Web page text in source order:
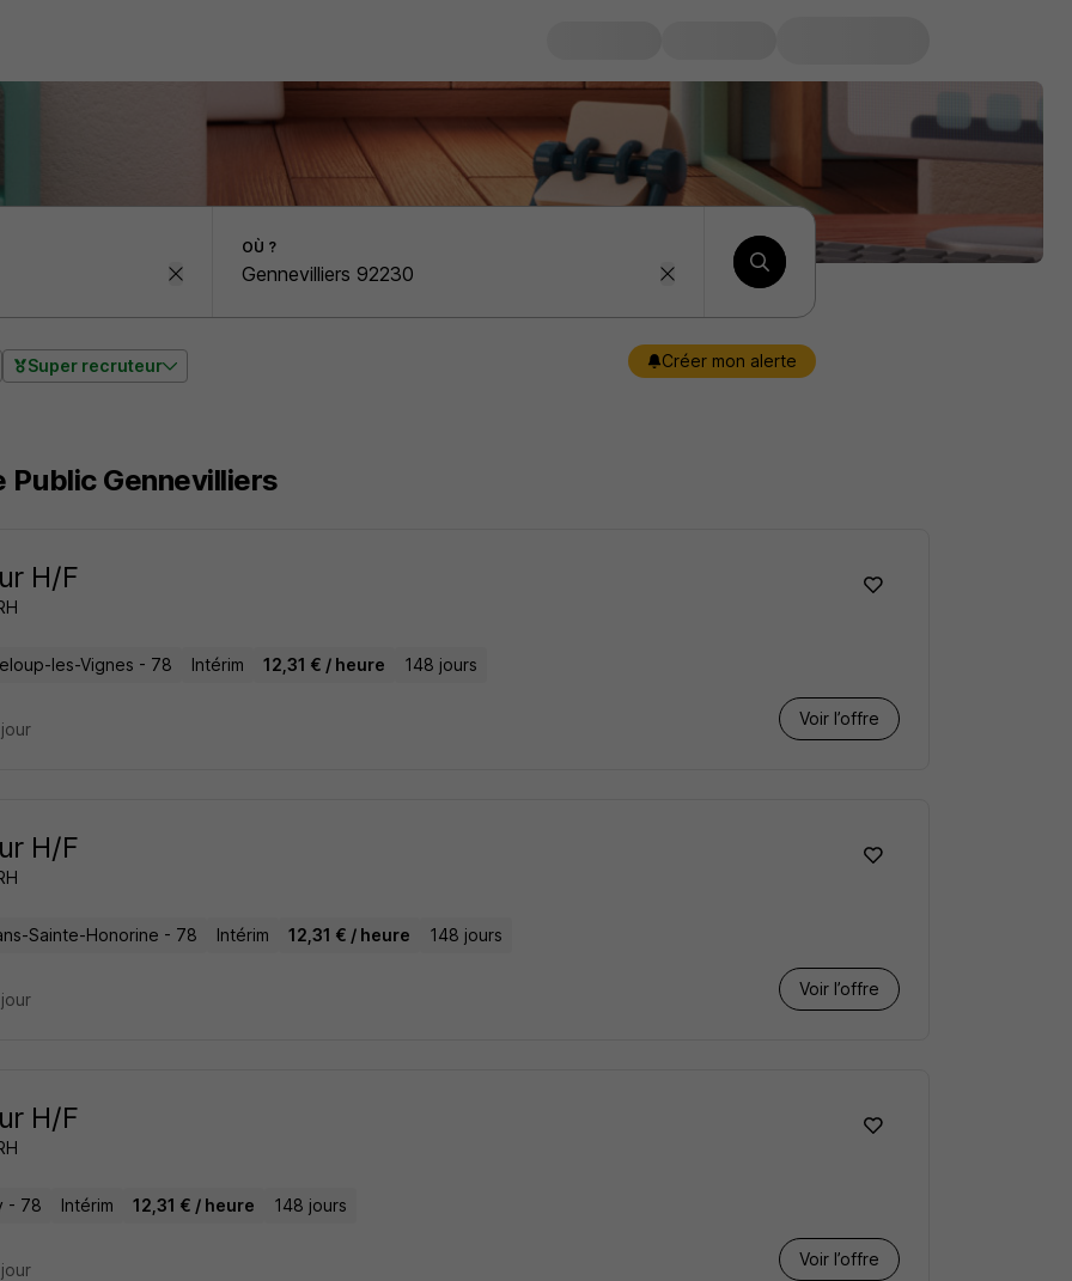
OÙ ?
Super recruteur Créer mon alerte
Public Gennevilliers
H/F
les-Vignes - 78 Intérim 12,31 € / heure 148 jours
Voir l’offre
H/F
Sainte-Honorine - 78 Intérim 12,31 € / heure 148 jours
Voir l’offre
H/F
- 78 Intérim 12,31 € / heure 148 jours
Voir l’offre